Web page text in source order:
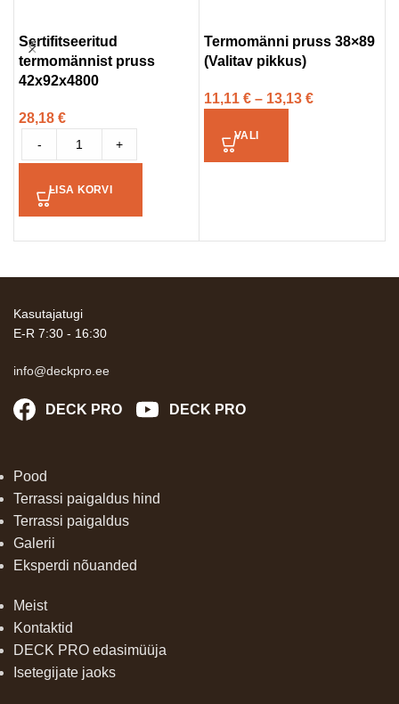
Sertifitseeritud
termomännist pruss
42x92x4800
28,18 €
- +
LISA KORVI
Termomänni pruss 38×89
(Valitav pikkus)
11,11 € – 13,13 €
VALI
Kasutajatugi
E-R 7:30 - 16:30
info@deckpro.ee
DECK PRO DECK PRO
Pood
Terrassi paigaldus hind
Terrassi paigaldus
Galerii
Eksperdi nõuanded
Meist
Kontaktid
DECK PRO edasimüüja
Isetegijate jaoks